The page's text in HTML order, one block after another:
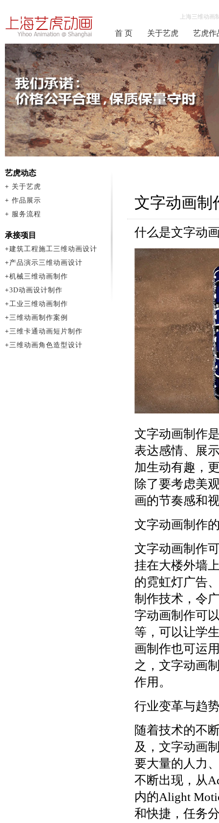
上海三维动
首 页 关于艺虎 艺虎作
文字动画制
什么是文字动
文字动画制作
表达感情、展
加生动有趣，
除了要考虑美
画的节奏感和
文字动画制作
文字动画制作
挂在大楼外墙
的霓虹灯广告
制作技术，令
字动画制作可
等，可以让学
画制作也可运
之，文字动画
作用。
行业变革与趋
随着技术的不
及，文字动画
要大量的人力
不断出现，从
内的Alight
和快捷，任务
艺虎动态
+ 关于艺虎
+ 作品展示
+ 服务流程
承接项目
+建筑工程施工三维动画设计
+产品演示三维动画设计
+机械三维动画制作
+3D动画设计制作
+工业三维动画制作
+三维动画制作案例
+三维卡通动画短片制作
+三维动画角色造型设计